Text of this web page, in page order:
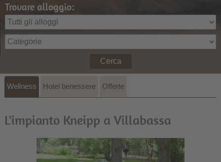
Trovare alloggio:
Cerca
Wellness Hotel benessere Offerte
L'impianto Kneipp a Villabassa